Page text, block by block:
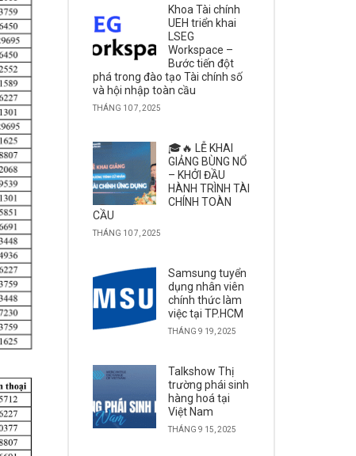
Khoa Tài chính
UEH triển khai
LSEG
Workspace –
Bước tiến đột
phá trong đào tạo Tài chính số
và hội nhập toàn cầu
THÁNG 10 7, 2025
🎓🔥 LỄ KHAI
GIẢNG BÙNG NỔ
– KHỞI ĐẦU
HÀNH TRÌNH TÀI
CHÍNH TOÀN
CẦU
THÁNG 10 7, 2025
Samsung tuyển
dụng nhân viên
chính thức làm
việc tại TP.HCM
THÁNG 9 19, 2025
Talkshow Thị
trường phái sinh
hàng hoá tại
Việt Nam
THÁNG 9 15, 2025